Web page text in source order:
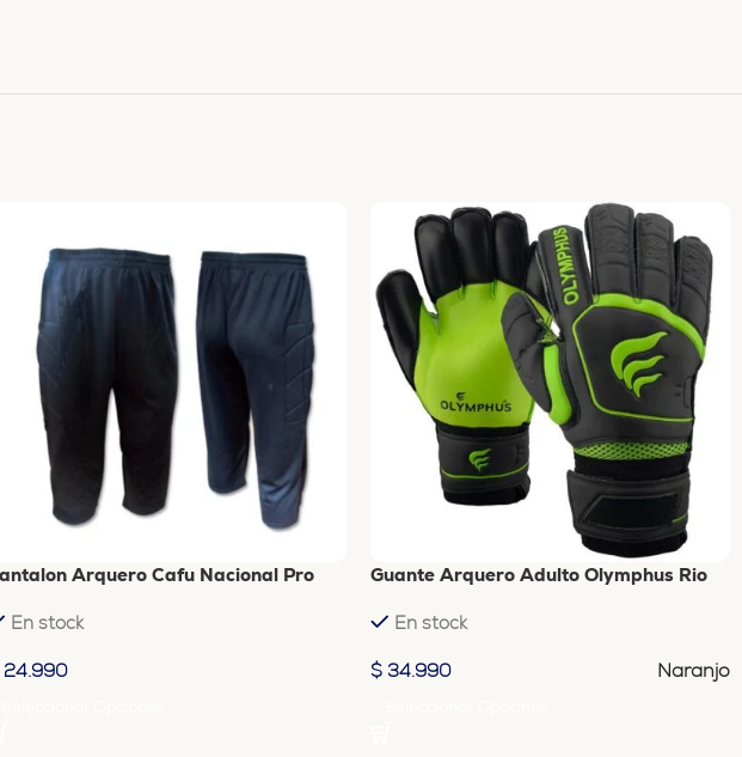
Arquero Cafu Nacional Pro
En stock
24.990
Guante Arquero Adulto Olymphus Rio
En stock
$ 34.990 Naranjo